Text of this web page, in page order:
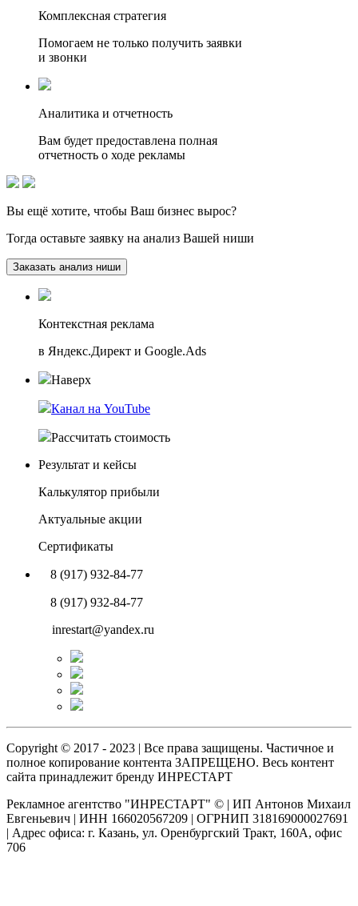
Комплексная стратегия
Помогаем не только получить заявки
и звонки
Аналитика и отчетность
Вам будет предоставлена полная
отчетность о ходе рекламы
Вы ещё хотите, чтобы Ваш бизнес вырос?
Тогда оставьте заявку на анализ Вашей ниши
Заказать анализ ниши
Контекстная реклама
в Яндекс.Директ и Google.Ads
Наверх
Канал на YouTube
Рассчитать стоимость
Результат и кейсы
Калькулятор прибыли
Актуальные акции
Сертификаты
8 (917) 932-84-77
8 (917) 932-84-77
inrestart@yandex.ru
Copyright © 2017 - 2023 | Все права защищены. Частичное и
полное копирование контента ЗАПРЕЩЕНО. Весь контент
сайта принадлежит бренду ИНРЕСТАРТ
Рекламное агентство "ИНРЕСТАРТ" © | ИП Антонов Михаил
Евгеньевич | ИНН 166020567209 | ОГРНИП 318169000027691
| Адрес офиса: г. Казань, ул. Оренбургский Тракт, 160А, офис
706